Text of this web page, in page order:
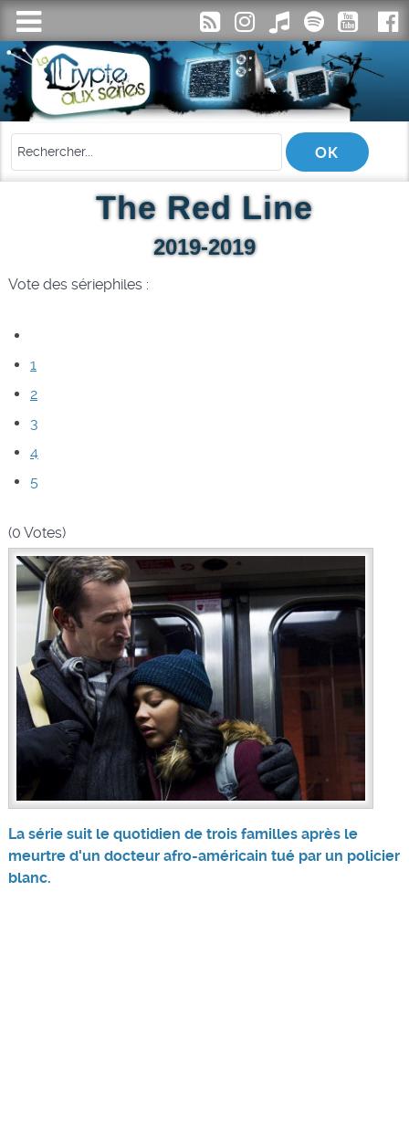
The Red Line
2019-2019
Vote des sériephiles :
1
2
3
4
5
(0 Votes)
La série suit le quotidien de trois familles après le
meurtre d'un docteur afro-américain tué par un policier
blanc.